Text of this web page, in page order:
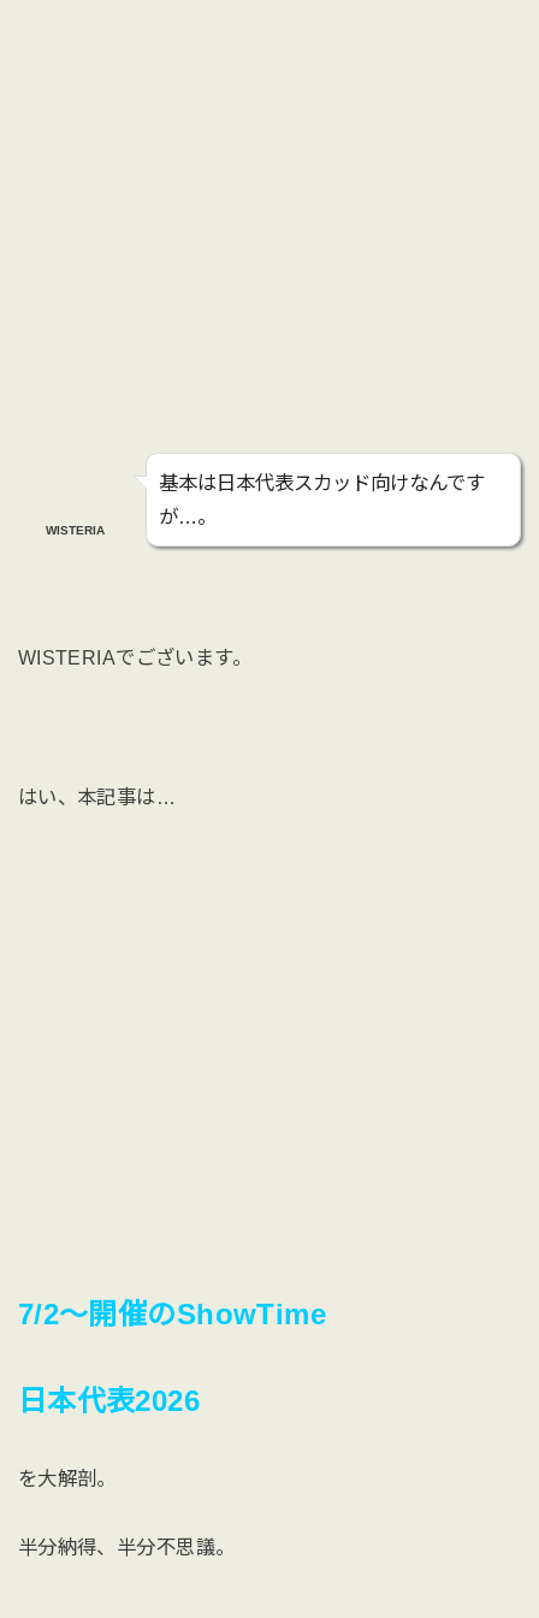
WISTERIA
基本は日本代表スカッド向けなんです
が…。
WISTERIAでございます。
はい、本記事は…
7/2〜開催のShowTime
日本代表2026
を大解剖。
半分納得、半分不思議。